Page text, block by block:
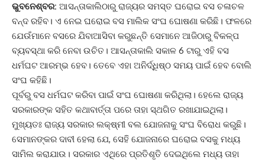
ଭୁବନେଶ୍ବର: ଆସନ୍ତାକାଲିଠାରୁ ରାଜ୍ୟର ସମସ୍ତ ଘରୋଇ ବସ ଚଳାଚଳ
ବନ୍ଦ ରହିବ। ଏ ନେଇ ଘରୋଇ ବସ ମାଲିକ ସଂଘ ଘୋଷଣା କରିଛି। ଫଳରେ
ଯେଉଁମାନେ ବସରେ ଯିବାଆସିବା କରୁଛନ୍ତି ସେମାନେ ଆଜିଠାରୁ ବିକଳ୍ପ
ବ୍ୟବସ୍ଥା କରି ନେବା ଉଚିତ। ଆସନ୍ତାକାଲି ସକାଳ 6 ଟାରୁ ଏହି ବସ
ଧର୍ମଘଟ ଆରମ୍ଭ ହେବ। ତେବେ ଏହା ଅନିର୍ଦ୍ଧିଷ୍ଠ ସମୟ ପାଇଁ ହେବ ବୋଲି
ସଂଘ କହିଛି।
ପୂର୍ବରୁ ବସ ଧର୍ମଘଟ କରିବା ପାଇଁ ସଂଘ ଘୋଷଣା କରିଥିଲା। ହେଲେ ରାଜ୍ୟ
ସରକାରଙ୍କ ସହିତ କଥାବାର୍ତ୍ତା ପରେ ତାହା ସ୍ଥଗିତ ରଖାଯାଇଥିଲା।
ମୁଖ୍ୟତଃ ରାଜ୍ୟ ସରକାର ଲକ୍ଷ୍ମୀ ବଲ ଯୋଜନାକୁ ସଂଘ ବିରୋଧ କରୁଛି।
ସେମାନଙ୍କର ଦାବୀ ହେଲା ଯେ, ସେହି ଯୋଜନାରେ ଘରୋଇ ବସକୁ ମଧ୍ୟ
ସାମିଲ କରାଯାଉ। ସରକାର ଏଥିରେ ପ୍ରତିଶୃତି ଦେଇଥିଲେ ମଧ୍ୟ ତାହା